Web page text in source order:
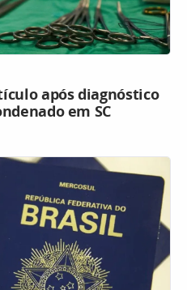
após diagnóstico
em SC